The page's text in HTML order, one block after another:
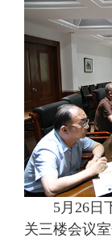
5月26日下
关三楼会议